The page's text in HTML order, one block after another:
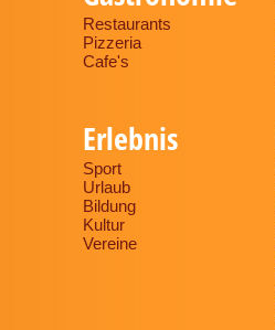
Restaurants
Pizzeria
Cafe's
Erlebnis
Sport
Urlaub
Bildung
Kultur
Vereine